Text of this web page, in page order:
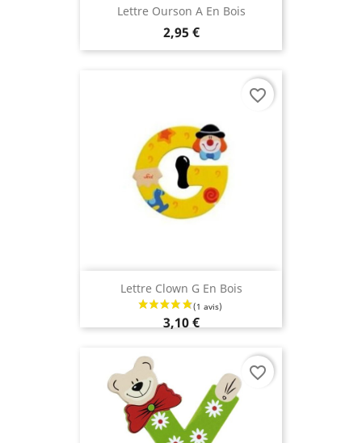
Lettre Ourson A En Bois
2,95 €
Lettre Clown G En Bois
3,10 €
favorite_border
favorite_border